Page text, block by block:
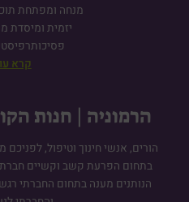
מנחה ומפתחת
יזמית ומיסדת
קרא
הרמוניה | חנות
הורים, אנשי חינוך וטיפול,
בתחום הפרעת קשב וקשיים
הנותנים מענה בתחום החברתי